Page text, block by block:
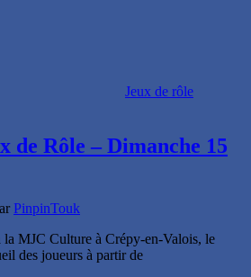
Jeux de rôle
de Rôle – Dimanche 15
PinpinTouk
MJC Culture à Crépy-en-Valois, le
des joueurs à partir de